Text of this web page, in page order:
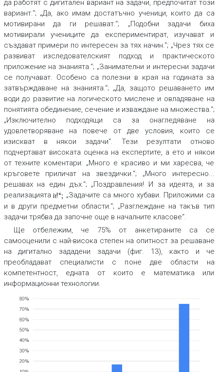
да работят с дигитален вариант на задачи, предпочитат този
вариант.“; „Да, ако имам достатъчно ученици, които да са
мотивирани да ги решават.“; „Подобни задачи биха
мотивирали учениците да експериментират, изучават и
създават примери по интересен за тях начин.“; „Чрез тях се
развиват изследователският подход и практическото
приложение на знанията.“; „Занимателни и интересни задачи
се получават. Особено са полезни в края на годината за
затвърждаване на знанията.“; „Да, защото решаването им
води до развитие на логическото мислене и овладяване на
понятията обединение, сечение и изваждане на множества.“;
„Изключително подходящи са за онагледяване на
удовлетворяване на повече от две условия, които се
изискват в някои задачи“. Тези резултати отново
подчертават високата оценка на експертите, а ето и някои
от техните коментари: „Много е красиво и ми харесва, че
кръговете приличат на звездички.“; „Много интересно...
решавах на един дъх.“; „Поздравления! И за идеята, и за
реализацията `
и!“; „Задачите са много хубави. Приложими са
и в други предметни области.“; „Разглеждане на такъв тип
задачи трябва да започне още в началните класове“.
Ще отбележим, че 75% от анкетираните са се
самооценили с най-висока степен на опитност за решаване
на дигитално зададени задачи (фиг. 13), както и че
преобладават специалисти с поне две области на
компетентност, едната от които е математика или
информационни технологии.